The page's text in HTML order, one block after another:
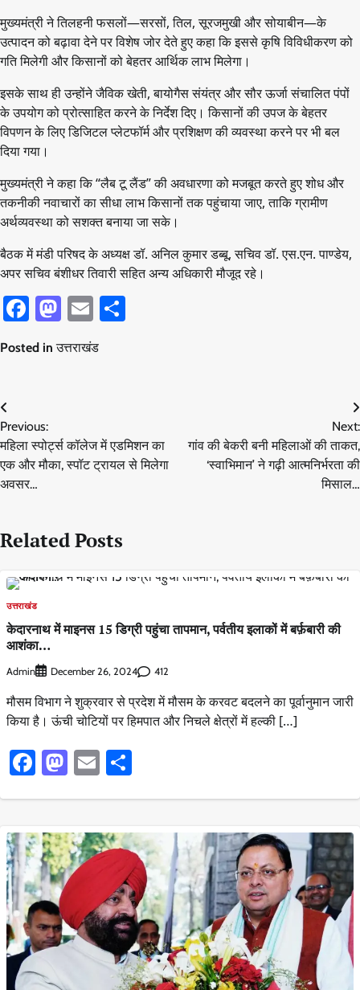
मुख्यमंत्री ने तिलहनी फसलों—सरसों, तिल, सूरजमुखी और सोयाबीन—के
उत्पादन को बढ़ावा देने पर विशेष जोर देते हुए कहा कि इससे कृषि विविधीकरण को
गति मिलेगी और किसानों को बेहतर आर्थिक लाभ मिलेगा।
इसके साथ ही उन्होंने जैविक खेती, बायोगैस संयंत्र और सौर ऊर्जा संचालित पंपों
के उपयोग को प्रोत्साहित करने के निर्देश दिए। किसानों की उपज के बेहतर
विपणन के लिए डिजिटल प्लेटफॉर्म और प्रशिक्षण की व्यवस्था करने पर भी बल
दिया गया।
मुख्यमंत्री ने कहा कि “लैब टू लैंड” की अवधारणा को मजबूत करते हुए शोध और
तकनीकी नवाचारों का सीधा लाभ किसानों तक पहुंचाया जाए, ताकि ग्रामीण
अर्थव्यवस्था को सशक्त बनाया जा सके।
बैठक में मंडी परिषद के अध्यक्ष डॉ. अनिल कुमार डब्बू, सचिव डॉ. एस.एन. पाण्डेय,
अपर सचिव बंशीधर तिवारी सहित अन्य अधिकारी मौजूद रहे।
Facebook
Mastodon
Email
Posted inउत्तराखंड
Post
navigation
Previous:
महिला स्पोर्ट्स कॉलेज में एडमिशन का
एक और मौका, स्पॉट ट्रायल से मिलेगा
अवसर…
Next:
गांव की बेकरी बनी महिलाओं की ताकत,
‘स्वाभिमान’ ने गढ़ी आत्मनिर्भरता की
मिसाल…
Related Posts
उत्तराखंड
केदारनाथ में माइनस 15 डिग्री पहुंचा तापमान, पर्वतीय इलाकों में बर्फ़बारी की
आशंका…
Admin December 26, 2024 412
मौसम विभाग ने शुक्रवार से प्रदेश में मौसम के करवट बदलने का पूर्वानुमान जारी
किया है। ऊंची चोटियों पर हिमपात और निचले क्षेत्रों में हल्की […]
Facebook
Mastodon
Email